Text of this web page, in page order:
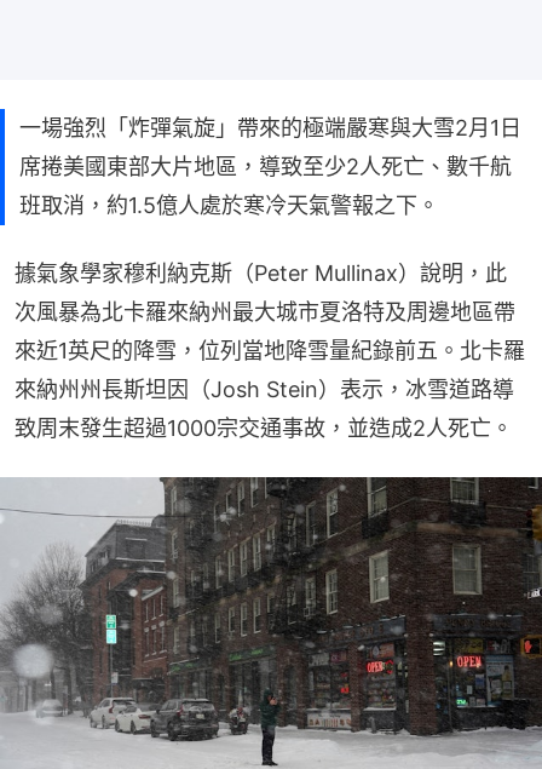
一場強烈「炸彈氣旋」帶來的極端嚴寒與大雪2月1日
席捲美國東部大片地區，導致至少2人死亡、數千航
班取消，約1.5億人處於寒冷天氣警報之下。
據氣象學家穆利納克斯（Peter Mullinax）說明，此
次風暴為北卡羅來納州最大城市夏洛特及周邊地區帶
來近1英尺的降雪，位列當地降雪量紀錄前五。北卡羅
來納州州長斯坦因（Josh Stein）表示，冰雪道路導
致周末發生超過1000宗交通事故，並造成2人死亡。